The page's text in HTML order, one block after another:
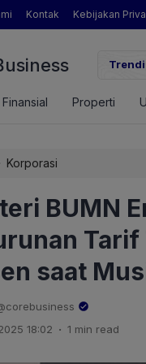
Kontak Kebijakan
Finansial Properti
Korporasi
BUMN
Tarif
saat
18:02 . 1 min read